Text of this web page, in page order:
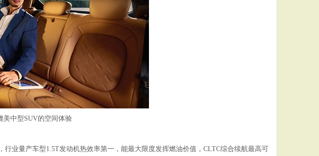
美中型SUV的空间体验
业量产车型1.5T发动机热效率第一，能最大限度发挥燃油价值，CLTC综合续航最高可